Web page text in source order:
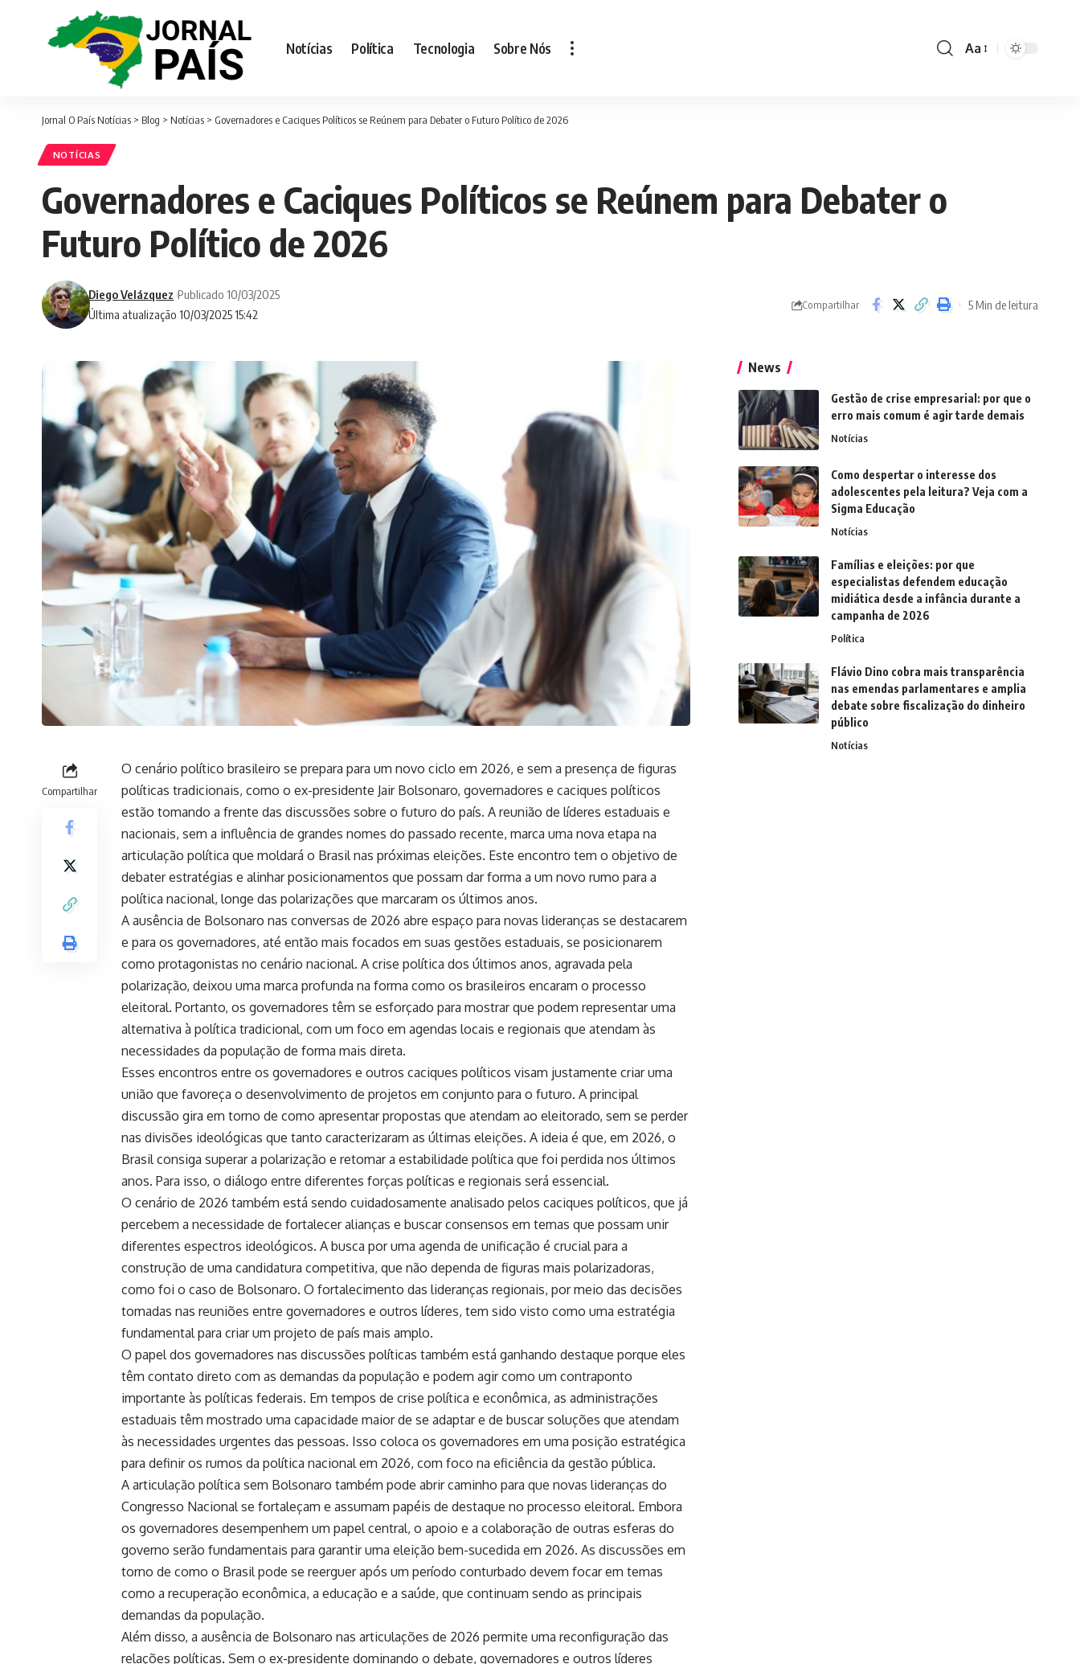
Notícias Política Tecnologia Sobre Nós
Font
Aa
Jornal O País Notícias > Blog > Notícias > Governadores e Caciques Políticos se Reúnem para Debater o Futuro Político de 2026
NOTÍCIAS
Governadores e Caciques Políticos se Reúnem para Debater o
Futuro Político de 2026
Última atualização 10/03/2025 15:42
Diego Velázquez Publicado 10/03/2025
Compartilhar 5 Min de leitura
Compartilhar
O cenário político brasileiro se prepara para um novo ciclo em 2026, e sem a presença de figuras
políticas tradicionais, como o ex-presidente Jair Bolsonaro, governadores e caciques políticos
estão tomando a frente das discussões sobre o futuro do país. A reunião de líderes estaduais e
nacionais, sem a influência de grandes nomes do passado recente, marca uma nova etapa na
articulação política que moldará o Brasil nas próximas eleições. Este encontro tem o objetivo de
debater estratégias e alinhar posicionamentos que possam dar forma a um novo rumo para a
política nacional, longe das polarizações que marcaram os últimos anos.
A ausência de Bolsonaro nas conversas de 2026 abre espaço para novas lideranças se destacarem
e para os governadores, até então mais focados em suas gestões estaduais, se posicionarem
como protagonistas no cenário nacional. A crise política dos últimos anos, agravada pela
polarização, deixou uma marca profunda na forma como os brasileiros encaram o processo
eleitoral. Portanto, os governadores têm se esforçado para mostrar que podem representar uma
alternativa à política tradicional, com um foco em agendas locais e regionais que atendam às
necessidades da população de forma mais direta.
Esses encontros entre os governadores e outros caciques políticos visam justamente criar uma
união que favoreça o desenvolvimento de projetos em conjunto para o futuro. A principal
discussão gira em torno de como apresentar propostas que atendam ao eleitorado, sem se perder
nas divisões ideológicas que tanto caracterizaram as últimas eleições. A ideia é que, em 2026, o
Brasil consiga superar a polarização e retomar a estabilidade política que foi perdida nos últimos
anos. Para isso, o diálogo entre diferentes forças políticas e regionais será essencial.
O cenário de 2026 também está sendo cuidadosamente analisado pelos caciques políticos, que já
percebem a necessidade de fortalecer alianças e buscar consensos em temas que possam unir
diferentes espectros ideológicos. A busca por uma agenda de unificação é crucial para a
construção de uma candidatura competitiva, que não dependa de figuras mais polarizadoras,
como foi o caso de Bolsonaro. O fortalecimento das lideranças regionais, por meio das decisões
tomadas nas reuniões entre governadores e outros líderes, tem sido visto como uma estratégia
fundamental para criar um projeto de país mais amplo.
O papel dos governadores nas discussões políticas também está ganhando destaque porque eles
têm contato direto com as demandas da população e podem agir como um contraponto
importante às políticas federais. Em tempos de crise política e econômica, as administrações
estaduais têm mostrado uma capacidade maior de se adaptar e de buscar soluções que atendam
às necessidades urgentes das pessoas. Isso coloca os governadores em uma posição estratégica
para definir os rumos da política nacional em 2026, com foco na eficiência da gestão pública.
A articulação política sem Bolsonaro também pode abrir caminho para que novas lideranças do
Congresso Nacional se fortaleçam e assumam papéis de destaque no processo eleitoral. Embora
os governadores desempenhem um papel central, o apoio e a colaboração de outras esferas do
governo serão fundamentais para garantir uma eleição bem-sucedida em 2026. As discussões em
torno de como o Brasil pode se reerguer após um período conturbado devem focar em temas
como a recuperação econômica, a educação e a saúde, que continuam sendo as principais
demandas da população.
Além disso, a ausência de Bolsonaro nas articulações de 2026 permite uma reconfiguração das
relações políticas. Sem o ex-presidente dominando o debate, governadores e outros líderes
News
Gestão de crise empresarial: por que o
erro mais comum é agir tarde demais
Notícias
Como despertar o interesse dos
adolescentes pela leitura? Veja com a
Sigma Educação
Notícias
Famílias e eleições: por que
especialistas defendem educação
midiática desde a infância durante a
campanha de 2026
Política
Flávio Dino cobra mais transparência
nas emendas parlamentares e amplia
debate sobre fiscalização do dinheiro
público
Notícias